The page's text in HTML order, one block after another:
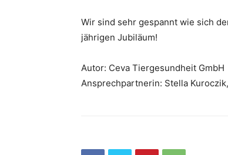
Wir sind sehr gespannt wie sich
jährigen Jubiläum!
Autor: Ceva Tiergesundheit GmbH
Ansprechpartnerin: Stella